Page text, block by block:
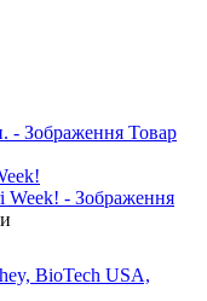
Товар